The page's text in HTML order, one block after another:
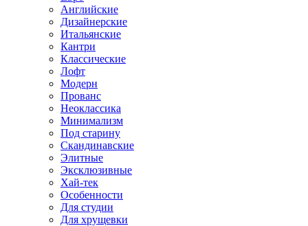
Английские
Дизайнерские
Итальянские
Кантри
Классические
Лофт
Модерн
Прованс
Неоклассика
Минимализм
Под старину
Скандинавские
Элитные
Эксклюзивные
Хай-тек
Особенности
Для студии
Для хрущевки